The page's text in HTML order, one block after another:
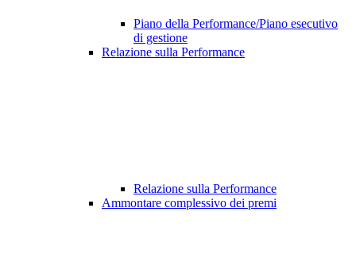
Piano della Performance/Piano esecutivo
di gestione
Relazione sulla Performance
Relazione sulla Performance
Ammontare complessivo dei premi